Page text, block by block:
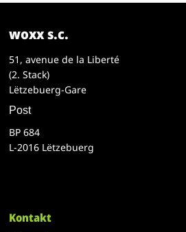
woxx s.c.
51, avenue de la Liberté
(2. Stack)
Lëtzebuerg-Gare
Post
BP 684
L-2016 Lëtzebuerg
Kontakt